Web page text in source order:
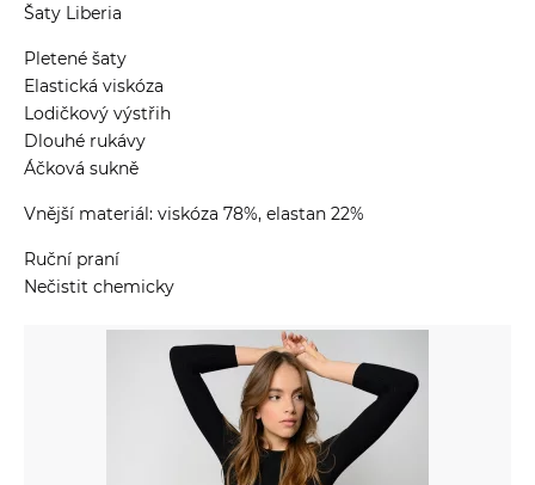
Šaty Liberia
Pletené šaty
Elastická viskóza
Lodičkový výstřih
Dlouhé rukávy
Áčková sukně
Vnější materiál: viskóza 78%, elastan 22%
Ruční praní
Nečistit chemicky